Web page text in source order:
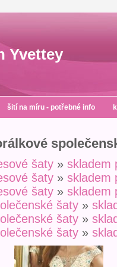
Yvettey
šití na míru - potřebné info
šaty » skladem
šaty » skladem
šaty » skladem
šaty »
šaty »
šaty »